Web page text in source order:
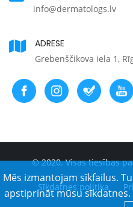
info@dermatologs.lv
ADRESE
Grebenščikova iela 1,
© 2020. Visas tiesības
Sīkdatnes politika
Mēs izmantojam sīkfailus.
apstiprināt mūsu sīkdatnes.